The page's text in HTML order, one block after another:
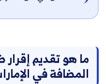
ما هو تقديم إقرار
المضافة في